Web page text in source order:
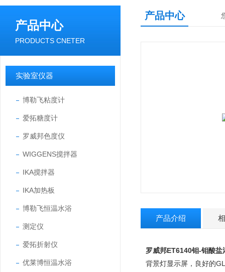
产品中心
PRODUCTS CNETER
实验室仪器
博勒飞粘度计
爱拓糖度计
罗威邦色度仪
WIGGENS搅拌器
IKA搅拌器
IKA加热板
博勒飞恒温水浴
测定仪
爱拓折射仪
优莱博恒温水浴
产品中心
产品介绍
罗威邦ET6140钼-钼酸盐
背景灯显示屏，良好的